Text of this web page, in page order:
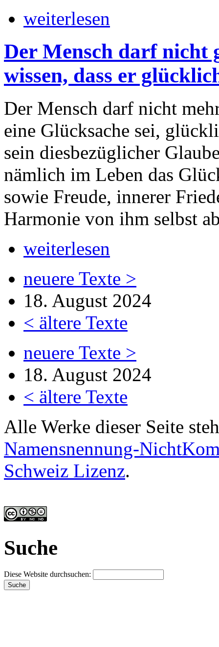
weiterlesen
Der Mensch darf nicht
wissen, dass er
Der Mensch darf nicht
eine Glücksache sei,
sein diesbezüglicher
nämlich im Leben das
sowie Freude, innerer
Harmonie von ihm selbst
weiterlesen
neuere Texte >
18. August 2024
< ältere Texte
neuere Texte >
18. August 2024
< ältere Texte
Alle Werke dieser Seite
Namensnennung-
Schweiz Lizenz.
Suche
Diese Website durchsuchen: